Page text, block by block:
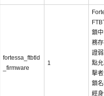
fortessa_ftbtld
_firmware
1
鎖
務
證
點
擊
鎖
經